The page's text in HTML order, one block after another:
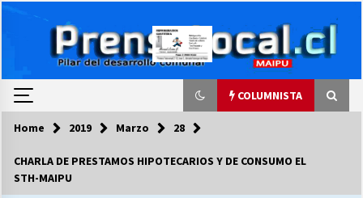
COLUMNISTA
COLUMNISTA
Home 2019 Marzo 28
CHARLA DE PRESTAMOS HIPOTECARIOS Y DE CONSUMO EL
STH-MAIPU